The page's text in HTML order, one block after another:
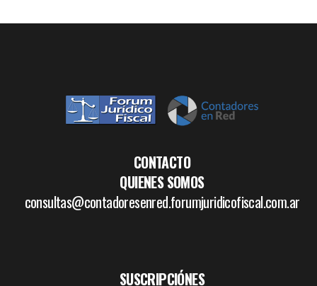
CONTACTO
QUIENES SOMOS
consultas@contadoresenred.forumjuridicofiscal.com.ar
SUSCRIPCIÓNES